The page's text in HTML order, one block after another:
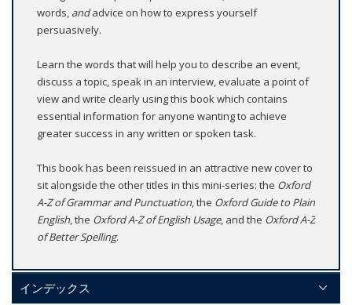
words, andadvice on how to express yourself
persuasively.
Learn the words that will help you to describe an event,
discuss a topic, speak in an interview, evaluate a point of
view and write clearly using this book which contains
essential information for anyone wanting to achieve
greater success in any written or spoken task.
This book has been reissued in an attractive new cover to
sit alongside the other titles in this mini-series: the Oxford
A-Z of Grammar and Punctuation, the Oxford Guide to Plain
English, the Oxford A-Z of English Usage, and the Oxford A-Z
of Better Spelling.
インデックス